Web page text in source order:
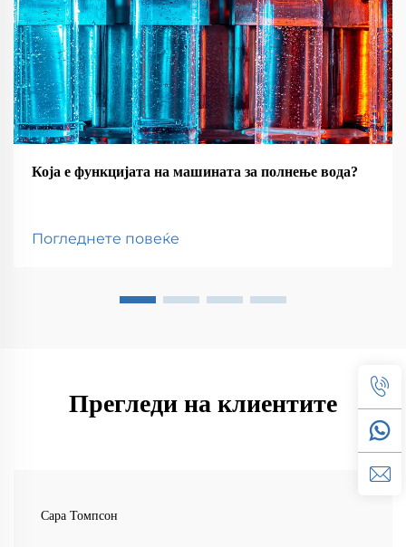
Која е функцијата на машината за полнење вода?
Погледнете повеќе
Прегледи на клиентите
Сара Томпсон